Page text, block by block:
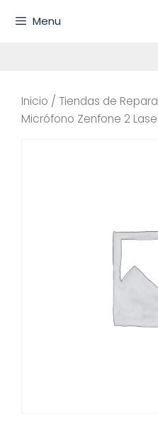
Menu
Inicio / Tiendas de
Micrófono Zenfone 2